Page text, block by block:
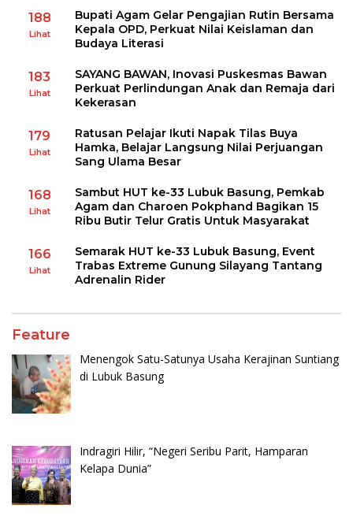
188
Lihat
Bupati Agam Gelar Pengajian Rutin Bersama
Kepala OPD, Perkuat Nilai Keislaman dan
Budaya Literasi
183
Lihat
SAYANG BAWAN, Inovasi Puskesmas Bawan
Perkuat Perlindungan Anak dan Remaja dari
Kekerasan
179
Lihat
Ratusan Pelajar Ikuti Napak Tilas Buya
Hamka, Belajar Langsung Nilai Perjuangan
Sang Ulama Besar
168
Lihat
Sambut HUT ke-33 Lubuk Basung, Pemkab
Agam dan Charoen Pokphand Bagikan 15
Ribu Butir Telur Gratis Untuk Masyarakat
166
Lihat
Semarak HUT ke-33 Lubuk Basung, Event
Trabas Extreme Gunung Silayang Tantang
Adrenalin Rider
Feature
Menengok Satu-Satunya Usaha Kerajinan Suntiang
di Lubuk Basung
Indragiri Hilir, “Negeri Seribu Parit, Hamparan
Kelapa Dunia”